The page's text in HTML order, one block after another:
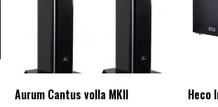
Aurum Cantus volla MKII Heco